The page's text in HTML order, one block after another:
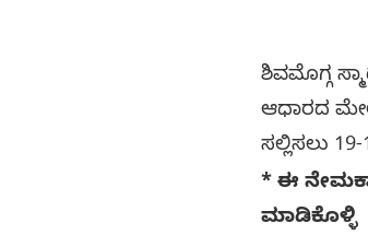
ಶಿವಮೊಗ್ಗ
ಆಧಾರದ
ಸಲ್ಲಿಸಲು
* ಈ
ಮಾಡಿಕೊಳ್ಳಿ